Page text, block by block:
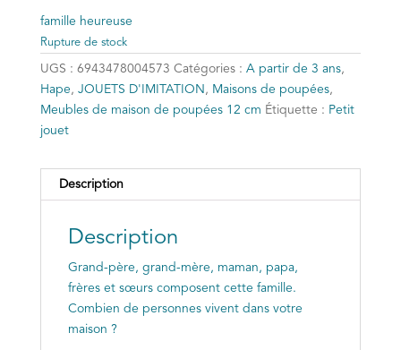
famille heureuse
Rupture de stock
UGS : 6943478004573 Catégories : A partir de 3 ans,
Hape, JOUETS D'IMITATION , Maisons de poupées,
Meubles de maison de poupées 12 cm Étiquette : Petit
jouet
Description
Description
Grand-père, grand-mère, maman, papa,
frères et sœurs composent cette famille.
Combien de personnes vivent dans votre
maison ?